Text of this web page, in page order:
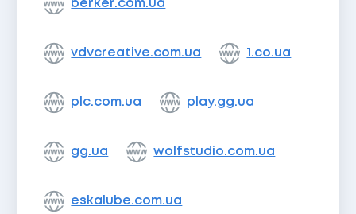
berker.com.ua
vdvcreative.com.ua 1.co.ua
plc.com.ua play.gg.ua
gg.ua wolfstudio.com.ua
eskalube.com.ua